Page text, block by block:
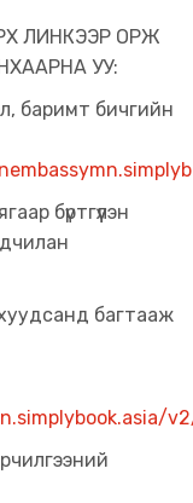
ЛИНКЭЭР ОРЖ
УУ:
баримт бичгийн
бүртгүүлэн
хуудсанд багтааж